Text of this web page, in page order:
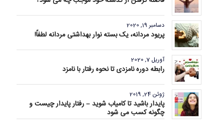
دسامبر 19, 2020
پریود مردانه، یک بسته نوار بهداشتی مردانه لطفاً!
آوریل 7, 2020
رابطه دوره نامزدی تا نحوه رفتار با نامزد
ژوئن 24, 2019
پایدار باشید تا کامیاب شوید – رفتار پایدار چیست و
چگونه کسب می شود